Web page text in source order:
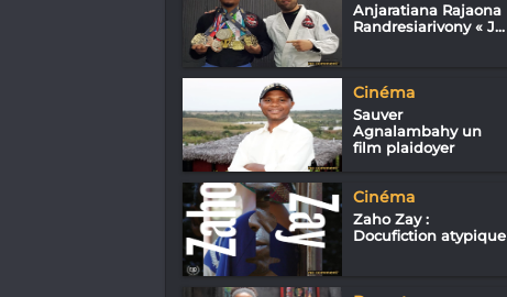
Anjaratiana Rajaona
Randresiarivony « J...
Cinéma
Sauver
Agnalambahy un
film plaidoyer
Cinéma
Zaho Zay :
Docufiction atypique